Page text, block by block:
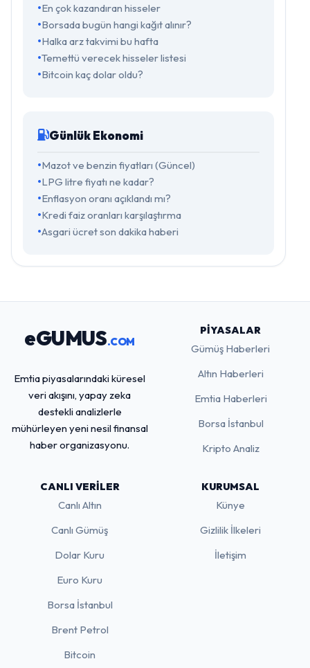
En çok kazandıran hisseler
Borsada bugün hangi kağıt alınır?
Halka arz takvimi bu hafta
Temettü verecek hisseler listesi
Bitcoin kaç dolar oldu?
Günlük Ekonomi
Mazot ve benzin fiyatları (Güncel)
LPG litre fiyatı ne kadar?
Enflasyon oranı açıklandı mı?
Kredi faiz oranları karşılaştırma
Asgari ücret son dakika haberi
eGUMUS.COM
Emtia piyasalarındaki küresel
veri akışını, yapay zeka
destekli analizlerle
mühürleyen yeni nesil finansal
haber organizasyonu.
PIYASALAR
Gümüş Haberleri
Altın Haberleri
Emtia Haberleri
Borsa İstanbul
Kripto Analiz
CANLI VERILER
Canlı Altın
Canlı Gümüş
Dolar Kuru
Euro Kuru
Borsa İstanbul
Brent Petrol
Bitcoin
KURUMSAL
Künye
Gizlilik İlkeleri
İletişim